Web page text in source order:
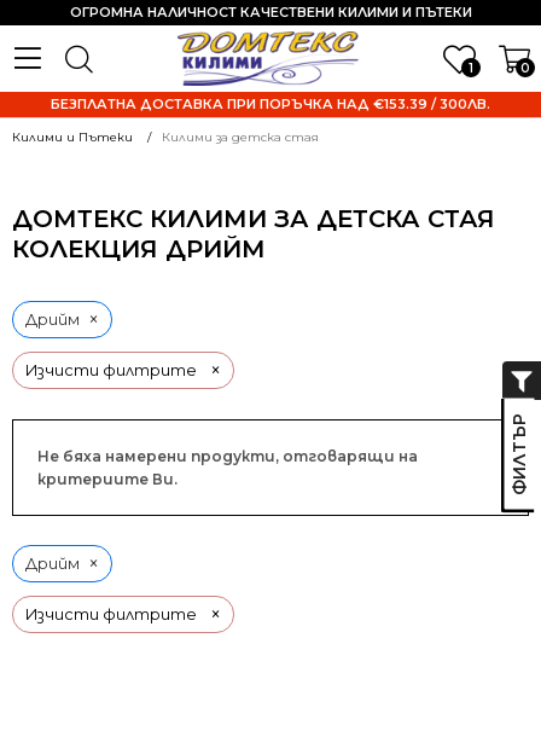
1 0
ОГРОМНА НАЛИЧНОСТ КАЧЕСТВЕНИ КИЛИМИ И ПЪТЕКИ
БЕЗПЛАТНА ДОСТАВКА ПРИ ПОРЪЧКА НАД €153.39 / 300ЛВ.
Килими и Пътеки Килими за детска стая
ДОМТЕКС КИЛИМИ ЗА ДЕТСКА СТАЯ
КОЛЕКЦИЯ ДРИЙМ
Изчисти филтрите ×
Дрийм ×
Не бяха намерени продукти, отговарящи на
критериите Ви.
Изчисти филтрите ×
Дрийм ×